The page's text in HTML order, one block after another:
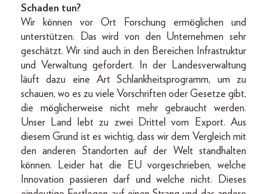
Schaden tun?
Wir können vor Ort Forschung ermöglichen und
unterstützen. Das wird von den Unternehmen sehr
geschätzt. Wir sind auch in den Bereichen Infrastruktur
und Verwaltung gefordert. In der Landesverwaltung
läuft dazu eine Art Schlankheitsprogramm, um zu
schauen, wo es zu viele Vorschriften oder Gesetze gibt,
die möglicherweise nicht mehr gebraucht werden.
Unser Land lebt zu zwei Drittel vom Export. Aus
diesem Grund ist es wichtig, dass wir dem Vergleich mit
den anderen Standorten auf der Welt standhalten
können. Leider hat die EU vorgeschrieben, welche
Innovation passieren darf und welche nicht. Dieses